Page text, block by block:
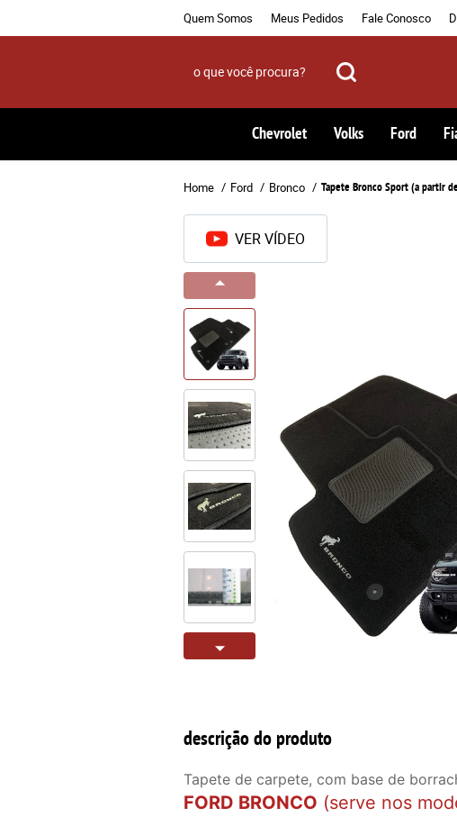
Quem Somos Meus Pedidos Fale Conosco
Chevrolet Volks Ford
Home Ford Bronco Tapete Bronco Sport (a partir
VER VÍDEO
descrição do produto
Tapete de carpete, com base de
FORD BRONCO (serve nos